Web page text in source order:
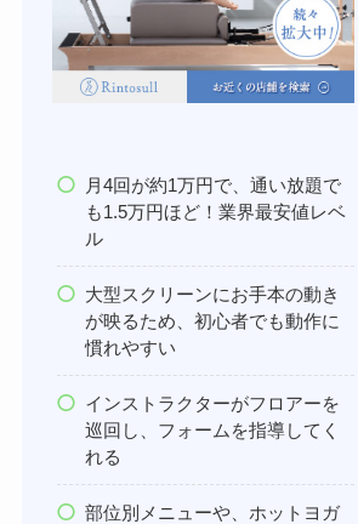
月4回が約1万円で、通い放題で
も1.5万円ほど！業界最安値レベ
ル
大型スクリーンにお手本の動き
が映るため、初心者でも動作に
慣れやすい
インストラクターがフロアーを
巡回し、フォームを指導してく
れる
部位別メニューや、ホットヨガ